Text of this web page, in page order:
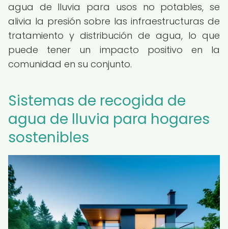
agua de lluvia para usos no potables, se
alivia la presión sobre las infraestructuras de
tratamiento y distribución de agua, lo que
puede tener un impacto positivo en la
comunidad en su conjunto.
Sistemas de recogida de
agua de lluvia para hogares
sostenibles